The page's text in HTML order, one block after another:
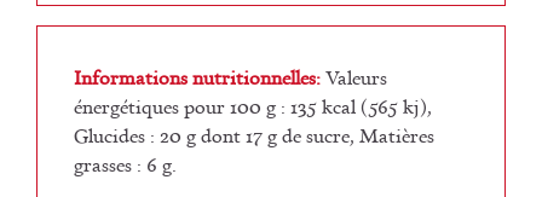
Informations nutritionnelles:Valeurs
énergétiques pour 100 g : 135 kcal (565 kj),
Glucides : 20 g dont 17 g de sucre, Matières
grasses : 6 g.